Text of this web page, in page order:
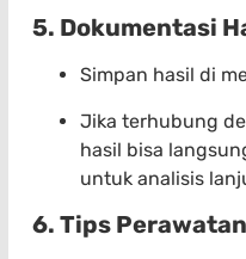
5. Dokumentasi
Simpan hasil di
Jika terhubung
hasil bisa
untuk analisis
6. Tips Perawatan